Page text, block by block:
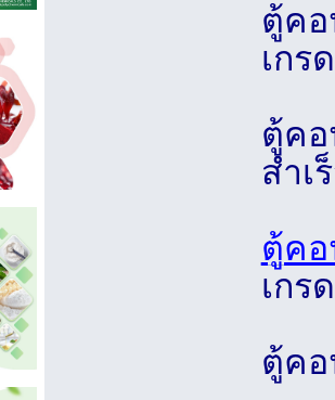
ตู้คอ
เกร
ตู้คอ
สำเ
ตู้คอ
เกร
ตู้คอ